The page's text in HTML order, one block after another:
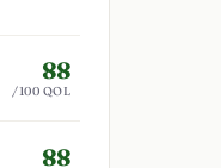
88
/100 QOL
88